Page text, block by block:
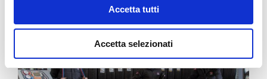
Accetta tutti
Accetta selezionati